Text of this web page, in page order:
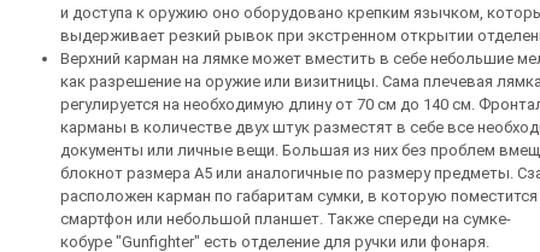
и доступа к оружию оно оборудовано крепким язычком,
выдерживает резкий рывок при экстренном открытии
Верхний карман на лямке может вместить в себе небольшие
как разрешение на оружие или визитницы. Сама плечевая
регулируется на необходимую длину от 70 см до 140 см.
карманы в количестве двух штук разместят в себе все
документы или личные вещи. Большая из них без проблем
блокнот размера А5 или аналогичные по размеру предметы.
расположен карман по габаритам сумки, в которую
смартфон или небольшой планшет. Также спереди на сумке-
кобуре "Gunfighter" есть отделение для ручки или фонаря.